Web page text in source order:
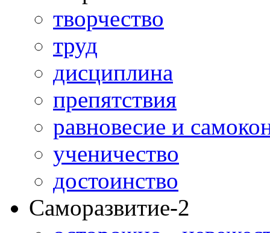
творчество
труд
дисциплина
препятствия
равновесие и
ученичество
достоинство
Саморазвитие-2